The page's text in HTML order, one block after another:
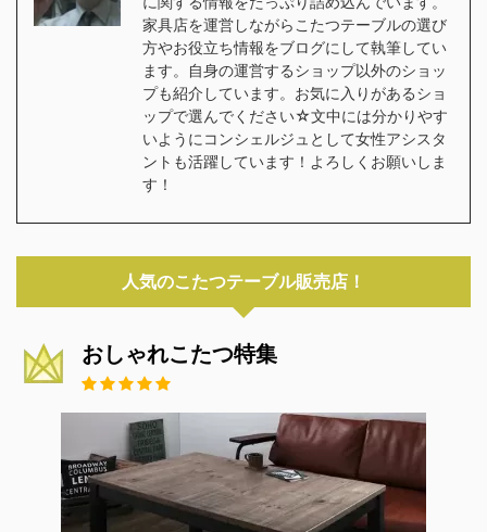
家具店を運営しながらこたつテーブルの選び
方やお役立ち情報をブログにして執筆してい
ます。自身の運営するショップ以外のショッ
プも紹介しています。お気に入りがあるショ
ップで選んでください☆文中には分かりやす
いようにコンシェルジュとして女性アシスタ
ントも活躍しています！よろしくお願いしま
す！
人気のこたつテーブル販売店！
おしゃれこたつ特集